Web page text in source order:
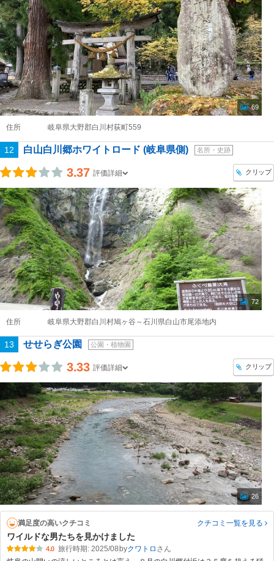
69
住所 岐阜県大野郡白川村荻町559
12 白山白川郷ホワイトロード (岐阜県側) 名所・史跡
3.37 評価詳細 クリップ
72
住所 岐阜県大野郡白川村鳩ヶ谷～石川県白山市尾添地内
13 せせらぎ公園 公園・植物園
3.33 評価詳細 クリップ
26
満足度の高いクチコミ クチコミ一覧を見る
ワイルドな男たちを見かけました
4.0 旅行時期: 2025/08 byクワトロ